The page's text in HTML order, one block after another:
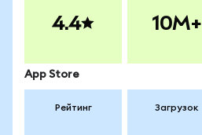
4.4 10M+
App Store
Рейтинг Загрузок